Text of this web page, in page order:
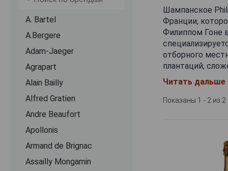
A. Bartel
A.Bergere
Adam-Jaeger
Agrapart
Alain Bailly
Alfred Gratien
Andre Beaufort
Apollonis
Armand de Brignac
Assailly Mongamin
Шампанское
Франции,
Филиппом Гоне
отборного
плантаций,
основателя —
Шанталь.
Изготовление
значениях 3-5
в охлажденном
Читать дальше
Показаны 1 - 2 из 2